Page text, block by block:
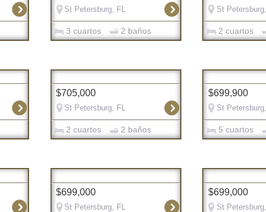
St Petersburg, FL
3 cuartos 2 baños
St
2 cuartos
$705,000
St Petersburg, FL
2 cuartos 2 baños
$699,900
St
5 cuartos
$699,000
St Petersburg, FL
$699,000
St Petersburg,